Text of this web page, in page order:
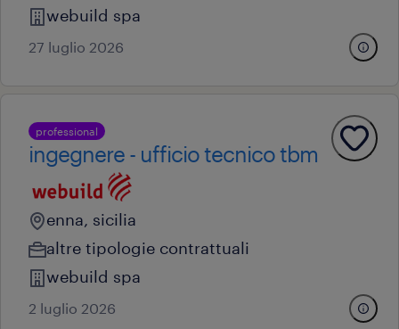
webuild spa
27 luglio 2026
professional
ingegnere - ufficio tecnico tbm
enna, sicilia
altre tipologie contrattuali
webuild spa
2 luglio 2026